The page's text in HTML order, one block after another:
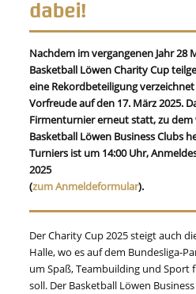
dabei!
Nachdem im vergangenen Jahr28
Basketball Löwen Charity Cup
eine Rekordbeteiligung
Vorfreudeauf den 17. März 2025.
Firmenturnier erneut statt, zu dem
Basketball Löwen Business Clubs
Turniers ist um 14:00 Uhr,
2025
(zum Anmeldeformular).
Der Charity Cup 2025 steigt auch
Halle, wo es auf dem Bundesliga-
um Spaß, Teambuilding und Sport
soll. Der Basketball Löwen